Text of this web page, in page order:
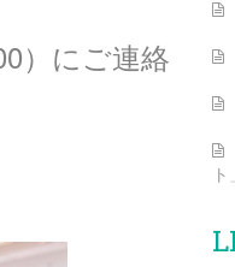
）にご連絡
ト